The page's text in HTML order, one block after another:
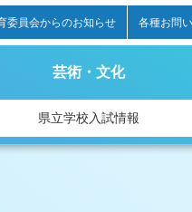
委員会からのお知らせ 各種お問
芸術・文化
県立学校入試情報